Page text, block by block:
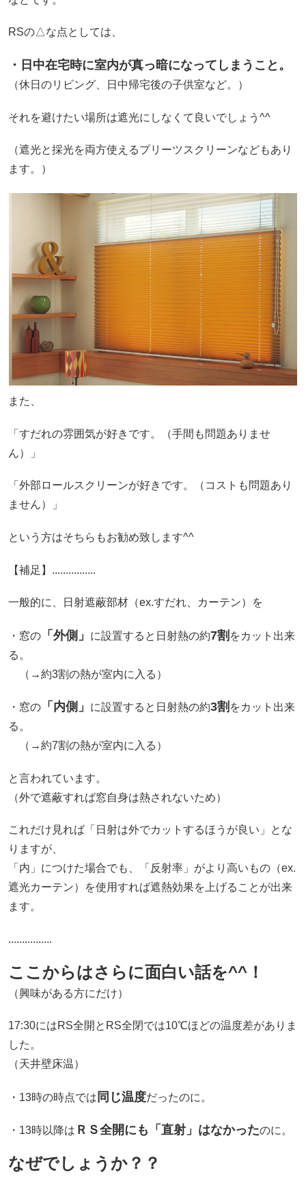
RSの△な点としては、
・日中在宅時に室内が真っ暗になってしまうこと。
（休日のリビング、日中帰宅後の子供室など。）
それを避けたい場所は遮光にしなくて良いでしょう^^
（遮光と採光を両方使えるプリーツスクリーンなどもあり
ます。）
また、
「すだれの雰囲気が好きです。（手間も問題ありませ
ん）」
「外部ロールスクリーンが好きです。（コストも問題あり
ません）」
という方はそちらもお勧め致します^^
【補足】................
一般的に、日射遮蔽部材（ex.すだれ、カーテン）を
・窓の「外側」 に設置すると日射熱の約7割 をカット出来
る。
（→約3割の熱が室内に入る）
・窓の「内側」 に設置すると日射熱の約3割 をカット出来
る。
（→約7割の熱が室内に入る）
と言われています。
（外で遮蔽すれば窓自身は熱されないため）
これだけ見れば「日射は外でカットするほうが良い」とな
りますが、
「内」につけた場合でも、「反射率」がより高いもの（ex.
遮光カーテン）を使用すれば遮熱効果を上げることが出来
ます。
................
ここからはさらに面白い話を^^！
（興味がある方にだけ）
17:30にはRS全開とRS全閉では10℃ほどの温度差がありま
した。
（天井壁床温）
・13時の時点では 同じ温度だったのに。
・13時以降は ＲＳ全開にも「直射」はなかったのに。
なぜでしょうか？？